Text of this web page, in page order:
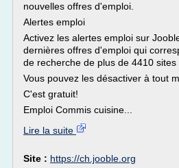
nouvelles offres d'emploi.
Alertes emploi
Activez les alertes emploi sur
dernières offres d'emploi qui
de recherche de plus de 4410
Vous pouvez les désactiver à tout
C'est gratuit!
Emploi Commis cuisine...
Lire la suite
Site : https://ch.jooble.org